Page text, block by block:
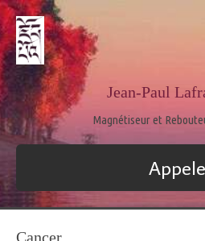
Jean-Paul
Magnétiseur et
Cancer